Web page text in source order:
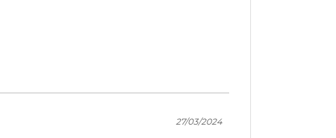
27/03/2024